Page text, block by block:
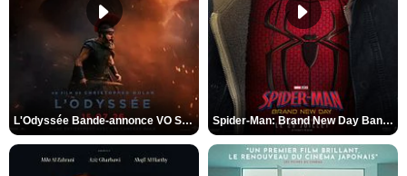
L'Odyssée Bande-annonce VO STFR Spider-Man: Brand New Day Bande-annonce VO STFR